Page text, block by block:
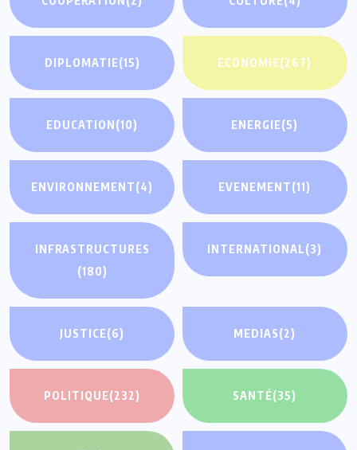
DIPLOMATIE(15) ECONOMIE(267)
EDUCATION(10) ENERGIE(5)
ENVIRONNEMENT(4) EVENEMENT(11)
INFRASTRUCTURES
(180)
INTERNATIONAL(3)
JUSTICE(6) MEDIAS(2)
POLITIQUE(232) SANTÉ(35)